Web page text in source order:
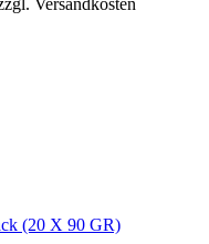
(20 X 90 GR)